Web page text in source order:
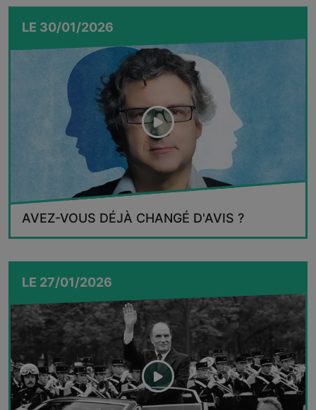
LE 30/01/2026
AVEZ-VOUS DÉJÀ CHANGÉ D'AVIS ?
LE 27/01/2026